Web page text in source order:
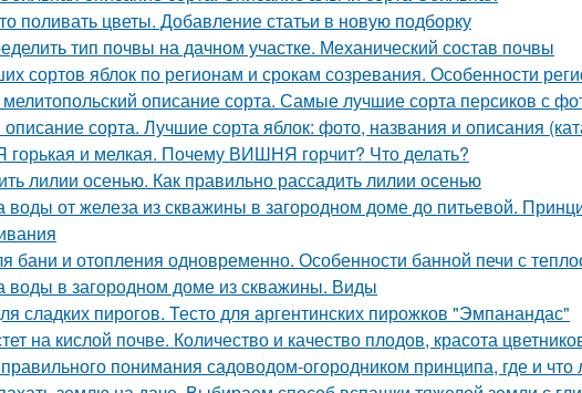
поливать цветы. Добавление статьи в новую подборку
тип почвы на дачном участке. Механический состав почвы
сортов яблок по регионам и срокам созревания. Особенности
описание сорта. Самые лучшие сорта персиков с
сорта. Лучшие сорта яблок: фото, названия и описания
и мелкая. Почему ВИШНЯ горчит? Что делать?
лилии осенью. Как правильно рассадить лилии осенью
воды от железа из скважины в загородном доме до питьевой.
бани и отопления одновременно. Особенности банной печи с
воды в загородном доме из скважины. Виды
сладких пирогов. Тесто для аргентинских пирожков "Эмпанандас"
на кислой почве. Количество и качество плодов, красота
правильного понимания садоводом-огородником принципа, где и что